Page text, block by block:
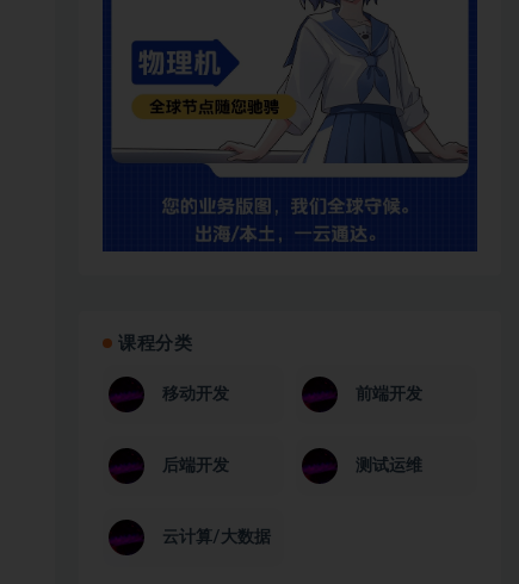
课程分类
移动开发 前端开发
后端开发 测试运维
云计算/大数据